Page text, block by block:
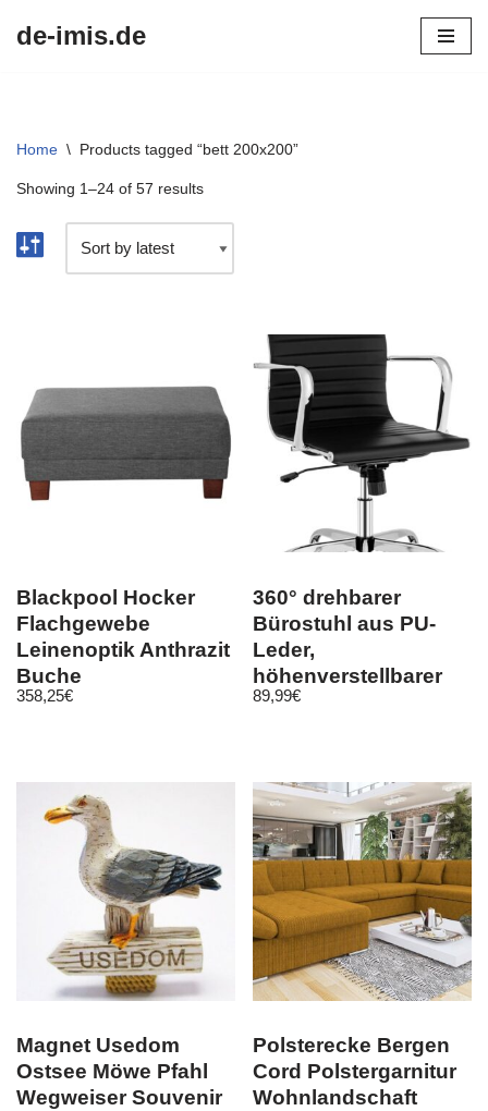
de-imis.de
Home \ Products tagged “bett 200x200”
Showing 1–24 of 57 results
Blackpool Hocker
Flachgewebe
Leinenoptik Anthrazit
Buche
Nussbaumfarben
358,25€
360° drehbarer
Bürostuhl aus PU-
Leder,
höhenverstellbarer
Schreibtischstuhl
89,99€
Magnet Usedom
Ostsee Möwe Pfahl
Wegweiser Souvenir
Polsterecke Bergen
Cord Polstergarnitur
Wohnlandschaft